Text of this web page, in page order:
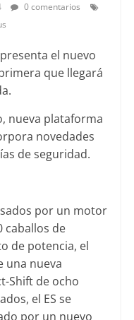
0 comentarios
el nuevo
que llegará
nueva plataforma
novedades
de seguridad.
por un motor
caballos de
de potencia, el
una nueva
Shift de ocho
el ES se
por un nuevo